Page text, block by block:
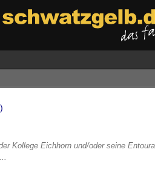
Kollege Eichhorn und/oder seine